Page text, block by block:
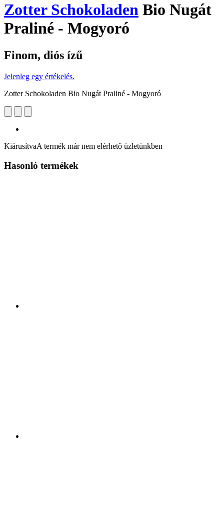
Zotter Schokoladen Bio Nugát
Praliné - Mogyoró
Finom, diós ízű
Jelenleg egy értékelés.
Zotter Schokoladen Bio Nugát Praliné - Mogyoró
KiárusítvaA termék már nem elérhető üzletünkben
Hasonló termékek